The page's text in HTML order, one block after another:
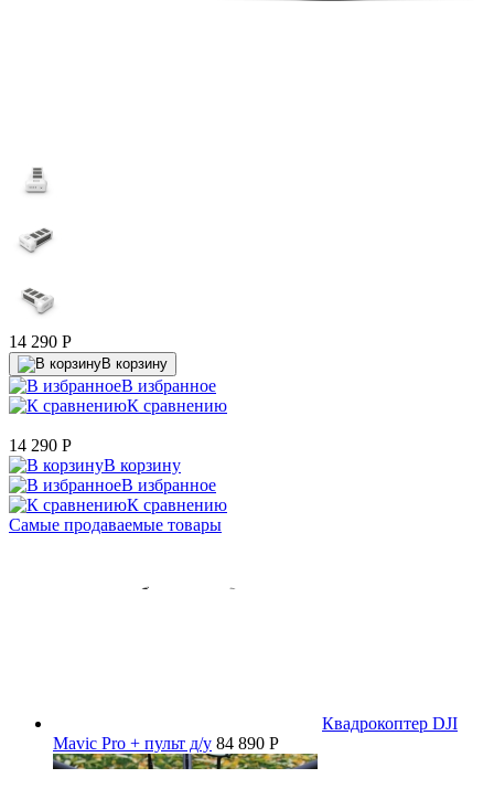
14 290 P
В корзину
В избранное
К сравнению
14 290 P
В корзину
В избранное
К сравнению
Самые продаваемые товары
Квадрокоптер DJI
Mavic Pro + пульт д/у 84 890 P